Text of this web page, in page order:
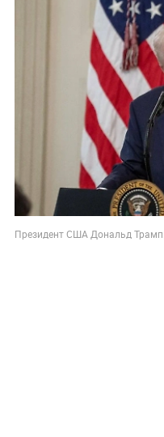
Президент США Дональд